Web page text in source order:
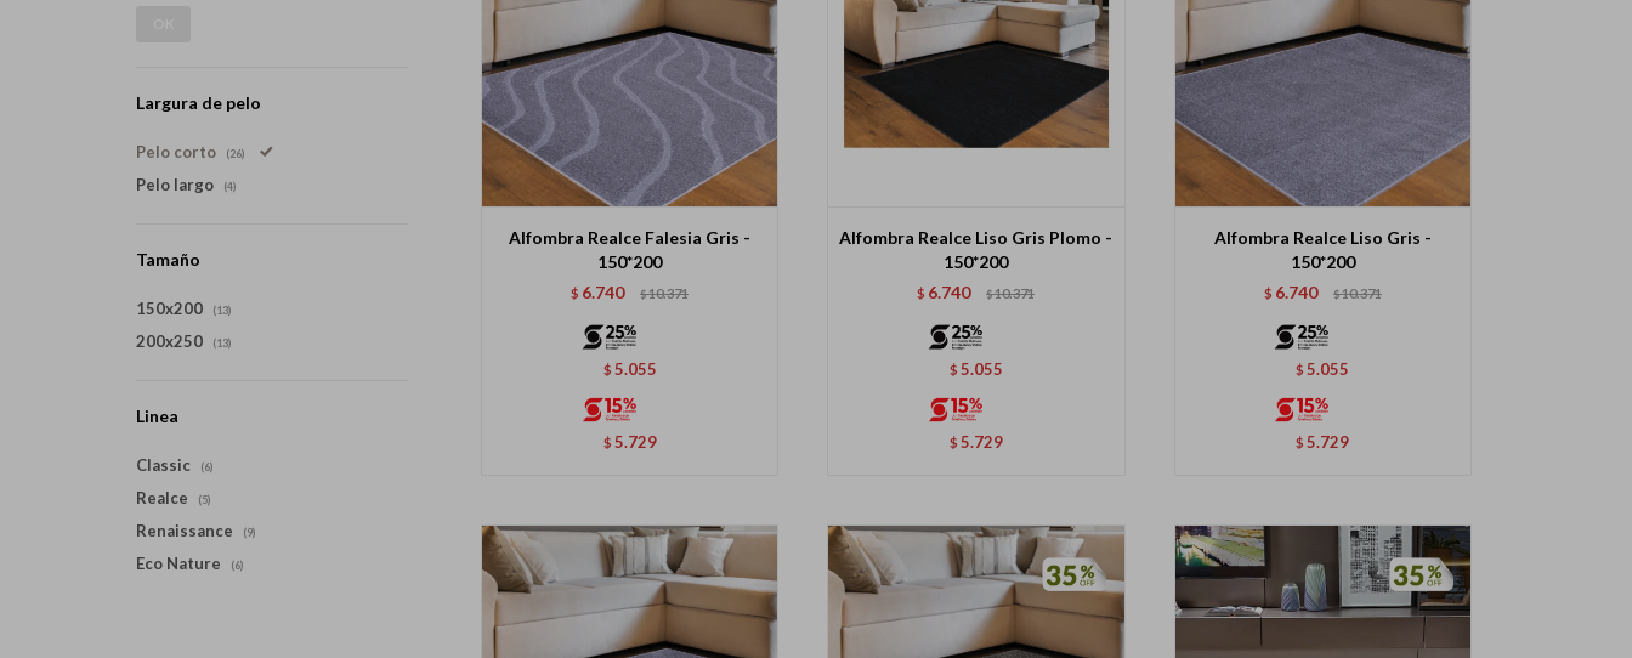
Alfombra Realce Falesia Gris -
150*200
$ 6.740 $10.371
$ 5.055
$ 5.729
Alfombra Realce Liso Gris Plomo -
150*200
$ 6.740 $10.371
$ 5.055
$ 5.729
Alfombra Realce Liso Gris -
150*200
$ 6.740 $10.371
$ 5.055
$ 5.729
Largura de pelo
Pelo corto (26)
Pelo largo (4)
Tamaño
150x200 (13)
200x250 (13)
Linea
Classic (6)
Realce (5)
Renaissance (9)
Eco Nature (6)